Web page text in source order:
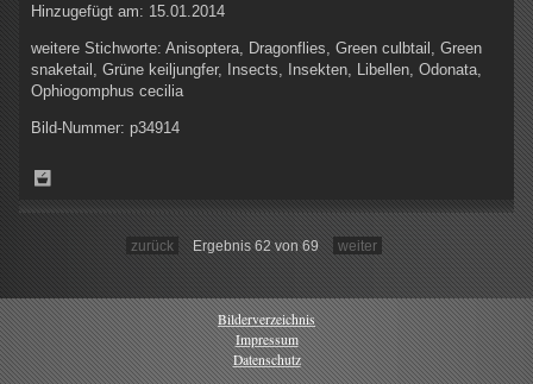
Hinzugefügt am: 15.01.2014
weitere Stichworte: Anisoptera, Dragonflies, Green culbtail, Green
snaketail, Grüne keiljungfer, Insects, Insekten, Libellen, Odonata,
Ophiogomphus cecilia
Bild-Nummer: p34914
zurück Ergebnis 62 von 69 weiter
Bilderverzeichnis
Impressum
Datenschutz